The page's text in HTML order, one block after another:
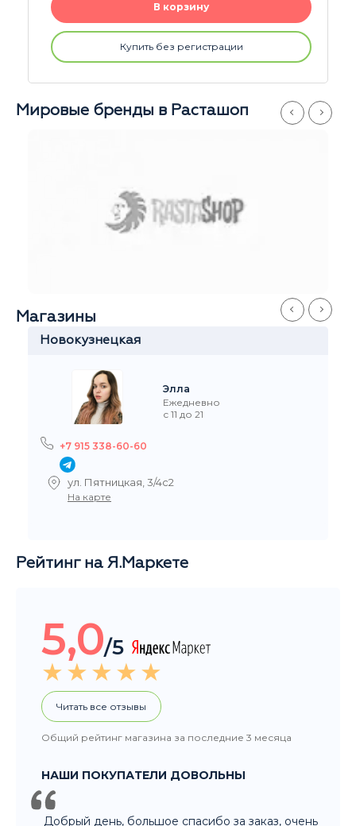
В корзину
Купить без регистрации
Мировые бренды в Расташоп
Китай-Город
ул.Забелина, 1
Рейтинг на Я.Маркете
5,0/5
Читать все отзывы
НАШИ ПОКУПАТЕЛИ ДОВОЛЬНЫ
Добрый день, большое спасибо за заказ, очень
быстро организовали и доставили. Вы крутые. :-)
Рейтинг Google